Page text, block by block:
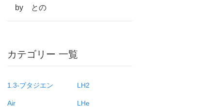
by との
カテゴリー 一覧
1.3-ブタジエン
Air
LH2
LHe